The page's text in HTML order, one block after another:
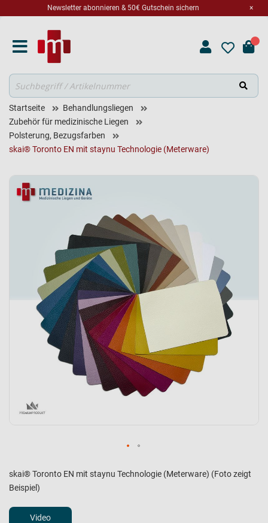
×
Newsletter abonnieren & 50€ Gutschein sichern
Suche
Startseite
Behandlungsliegen
Zubehör für medizinische Liegen
Polsterung, Bezugsfarben
skai® Toronto EN mit staynu Technologie (Meterware)
skai® Toronto EN mit staynu Technologie (Meterware) (Foto zeigt
Beispiel)
Video